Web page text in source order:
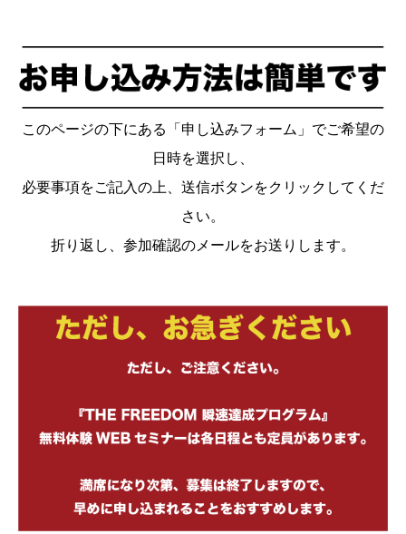
このページの下にある「申し込みフォーム」でご希望の
日時を選択し、
必要事項をご記入の上、送信ボタンをクリックしてくだ
さい。
折り返し、参加確認のメールをお送りします。